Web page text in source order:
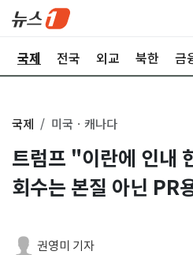
국제 전국 외교 북한 금
국제 미국ㆍ캐나다
트럼프 "이란에 인내
회수는 본질 아닌 PR
권영미 기자